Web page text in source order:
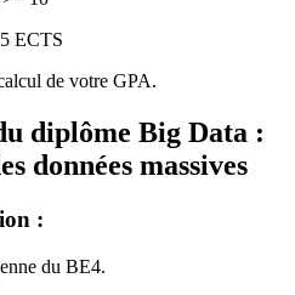
ECTS
de votre GPA.
diplôme Big Data :
données massives
:
du BE4.